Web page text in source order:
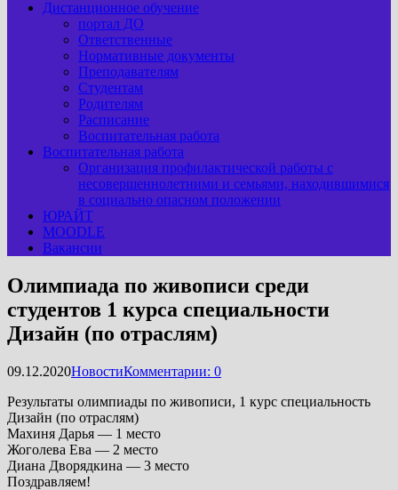
Дистанционное обучение
портал ДО
Ответственные
Нормативные документы
Преподавателям
Студентам
Родителям
Расписание
Воспитательная работа
Воспитательная работа
Организация профилактической работы с
несовершеннолетними и семьями, находившимися
в социально опасном положении
ЮРАЙТ
MOODLE
Вакансии
Олимпиада по живописи среди
студентов 1 курса специальности
Дизайн (по отраслям)
09.12.2020НовостиКомментарии: 0
Результаты олимпиады по живописи, 1 курс специальность
Дизайн (по отраслям)
Махиня Дарья — 1 место
Жоголева Ева — 2 место
Диана Дворядкина — 3 место
Поздравляем!